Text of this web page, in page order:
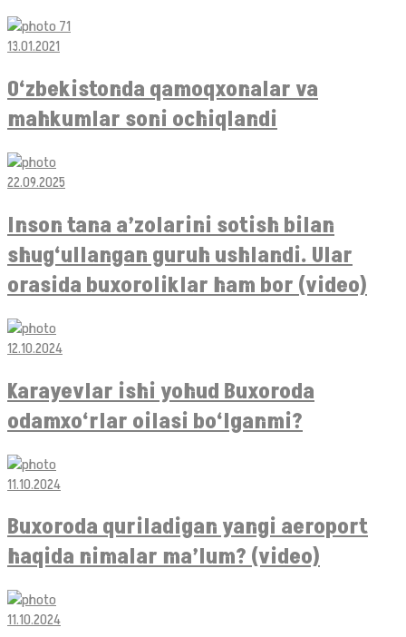
13.01.2021
O‘zbekistonda qamoqxonalar va
mahkumlar soni ochiqlandi
22.09.2025
Inson tana a’zolarini sotish bilan
shug‘ullangan guruh ushlandi. Ular
orasida buxoroliklar ham bor (video)
12.10.2024
Karayevlar ishi yohud Buxoroda
odamxo‘rlar oilasi bo‘lganmi?
11.10.2024
Buxoroda quriladigan yangi aeroport
haqida nimalar ma’lum? (video)
11.10.2024